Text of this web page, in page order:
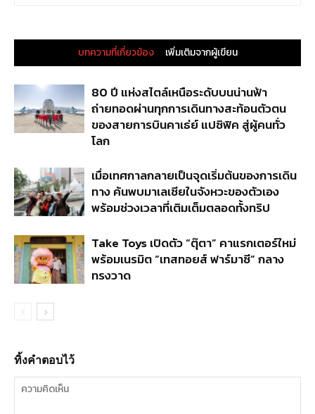
บทความที่เกี่ยวข้อง เพิ่มเติมจากผู้เขียน
80 ปี แห่งสไตล์เหนือระดับบนน่านฟ้า
ถ่ายทอดผ่านทุกการเดินทางสะท้อนตัวตน
ของสายการบินคาเธ่ย์ แปซิฟิค สู่ผู้คนทั่ว
โลก
เมื่อเทศกาลกลายเป็นจุดเริ่มต้นของการเดิน
ทาง ค้นพบมาเลเซียในจังหวะของตัวเอง
พร้อมช่วงเวลาที่เติมเต็มตลอดทั้งทริป
Take Toys เปิดตัว “ตุ๊ตา” คาแรกเตอร์ใหม่
พร้อมเนรมิต “เทสทอยส์ ฟาร์มาซี” กลาง
ทรงวาด
ทิ้งคำตอบไว้